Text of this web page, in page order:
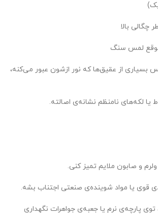
چگالی بالا
لمس سنگ
بسیاری از عقیق‌ها که نور ازشون عبور می‌کنه،
لکه‌های نامنظم نشانه‌ی اصالته.
و صابون ملایم تمیز کنی.
قوی یا مواد شوینده‌ی صنعتی اجتناب بشه.
توی پارچه‌ی نرم یا جعبه‌ی جواهرات نگهداری